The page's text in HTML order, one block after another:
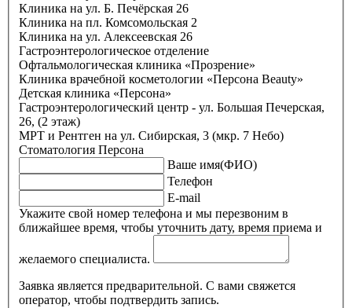
Клиника на ул. Б. Печёрская 26
Клиника на пл. Комсомольская 2
Клиника на ул. Алексеевская 26
Гастроэнтерологическое отделение
Офтальмологическая клиника «Прозрение»
Клиника врачебной косметологии «Персона Beauty»
Детская клиника «Персона»
Гастроэнтерологический центр - ул. Большая Печерская,
26, (2 этаж)
МРТ и Рентген на ул. Сибирская, 3 (мкр. 7 Небо)
Стоматология Персона
Ваше имя(ФИО)
Телефон
E-mail
Укажите свой номер телефона и мы перезвоним в
ближайшее время, чтобы уточнить дату, время приема и
желаемого специалиста.
Заявка является предварительной. С вами свяжется
оператор, чтобы подтвердить запись.